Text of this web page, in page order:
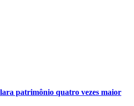
patrimônio quatro vezes maior